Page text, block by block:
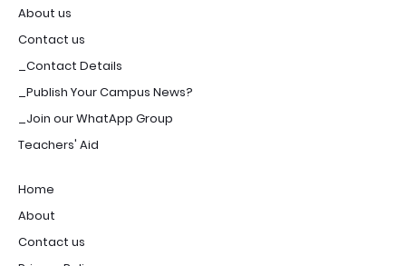
About us
Contact us
_Contact Details
_Publish Your Campus News?
_Join our WhatApp Group
Teachers' Aid
Home
About
Contact us